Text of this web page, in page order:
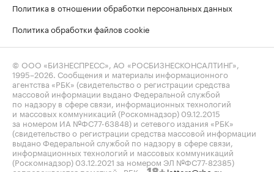
Политика в отношении обработки персональных данных
Политика обработки файлов cookie
© ООО «БИЗНЕСПРЕСС», АО «РОСБИЗНЕСКОНСАЛТИНГ»,
1995–2026 . Сообщения и материалы информационного
агентства «РБК» (свидетельство о регистрации средства
массовой информации выдано Федеральной службой
по надзору в сфере связи, информационных технологий
и массовых коммуникаций (Роскомнадзор) 09.12.2015
за номером ИА №ФС77-63848) и сетевого издания «РБК»
(свидетельство о регистрации средства массовой информации
выдано Федеральной службой по надзору в сфере связи,
информационных технологий и массовых коммуникаций
(Роскомнадзор) 03.12.2021 за номером ЭЛ №ФС77-82385)